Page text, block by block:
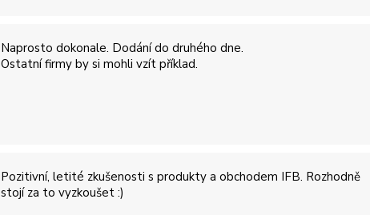
Naprosto dokonale. Dodání do druhého dne.
Ostatní firmy by si mohli vzít příklad.
Pozitivní, letité zkušenosti s produkty a obchodem IFB. Rozhodně
stojí za to vyzkoušet :)